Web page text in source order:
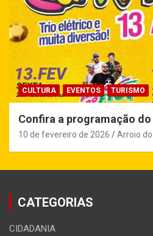
CULTURA EVENTOS TURISMO
Confira a programação
10 de fevereiro de 2026 Arroio
CATEGORIAS
CIDADANIA